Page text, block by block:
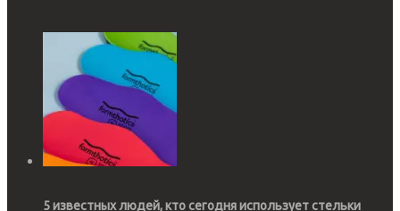
5 известных людей, кто сегодня использует стельки